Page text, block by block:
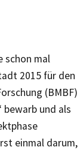
schon mal
2015 für den
(BMBF)
und als
einmal darum,